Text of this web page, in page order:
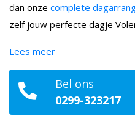
Bel ons
0299-323217
dan onze complete
zelf jouw perfecte dagje
Lees meer